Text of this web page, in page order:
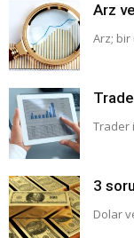
Arz
Arz; bir
Trader
3
Dolar